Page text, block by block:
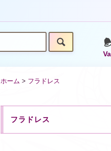
ホーム > フラドレス
フラドレス